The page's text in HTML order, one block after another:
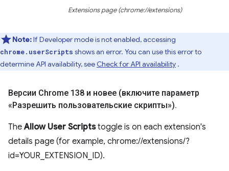
Extensions page (chrome://extensions)
Note:If Developer mode is not enabled, accessing
chrome.userScripts shows an error. You can use this error to
determine API availability, see Check for API availability .
Версии Chrome 138 и новее (включите параметр
«Разрешить пользовательские скрипты»).
TheAllow User Scriptstoggle is on each extension's
details page (for example, chrome://extensions/?
id=YOUR_EXTENSION_ID).